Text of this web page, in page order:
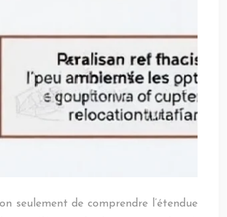
seulement de comprendre l’étendue